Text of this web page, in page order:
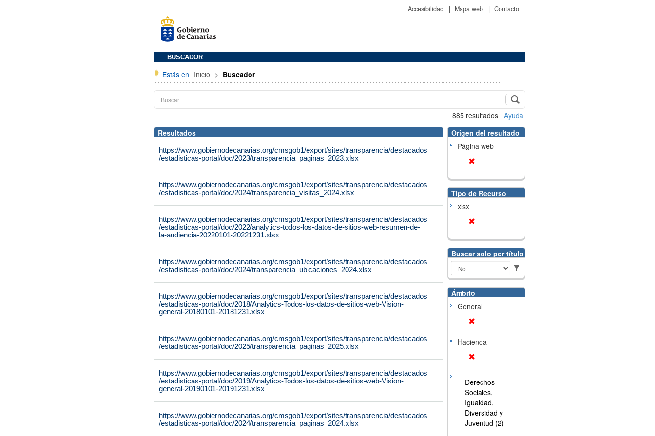
Accesibilidad | Mapa web | Contacto
BUSCADOR
Estás en Inicio > Buscador
885 resultados | Ayuda
Resultados
https://www.gobiernodecanarias.org/cmsgob1/export/sites/transparencia/destacados
/estadisticas-portal/doc/2023/transparencia_paginas_2023.xlsx
https://www.gobiernodecanarias.org/cmsgob1/export/sites/transparencia/destacados
/estadisticas-portal/doc/2024/transparencia_visitas_2024.xlsx
https://www.gobiernodecanarias.org/cmsgob1/export/sites/transparencia/destacados
/estadisticas-portal/doc/2022/analytics-todos-los-datos-de-sitios-web-resumen-de-
la-audiencia-20220101-20221231.xlsx
https://www.gobiernodecanarias.org/cmsgob1/export/sites/transparencia/destacados
/estadisticas-portal/doc/2024/transparencia_ubicaciones_2024.xlsx
https://www.gobiernodecanarias.org/cmsgob1/export/sites/transparencia/destacados
/estadisticas-portal/doc/2018/Analytics-Todos-los-datos-de-sitios-web-Vision-
general-20180101-20181231.xlsx
https://www.gobiernodecanarias.org/cmsgob1/export/sites/transparencia/destacados
/estadisticas-portal/doc/2025/transparencia_paginas_2025.xlsx
https://www.gobiernodecanarias.org/cmsgob1/export/sites/transparencia/destacados
/estadisticas-portal/doc/2019/Analytics-Todos-los-datos-de-sitios-web-Vision-
general-20190101-20191231.xlsx
https://www.gobiernodecanarias.org/cmsgob1/export/sites/transparencia/destacados
/estadisticas-portal/doc/2024/transparencia_paginas_2024.xlsx
Origen del resultado
Página web
Tipo de Recurso
xlsx
Buscar solo por título
Ámbito
General
Hacienda
Derechos
Sociales,
Igualdad,
Diversidad y
Juventud (2)